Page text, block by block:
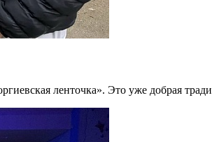
ленточка». Это уже добрая